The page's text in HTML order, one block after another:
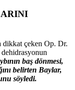
dikkat çeken Op. Dr.
dehidrasyonun
baş dönmesi,
belirten Baylar,
söyledi.